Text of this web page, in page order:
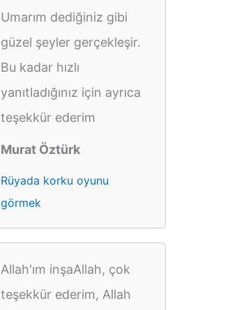
Umarım dediğiniz gibi
güzel şeyler gerçekleşir.
Bu kadar hızlı
yanıtladığınız için ayrıca
teşekkür ederim
Murat Öztürk
Rüyada korku oyunu
görmek
Allah'ım inşaAllah, çok
teşekkür ederim, Allah